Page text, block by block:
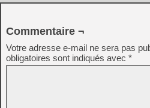
Commentaire ¬
Votre adresse e-mail ne sera pas
obligatoires sont indiqués avec *